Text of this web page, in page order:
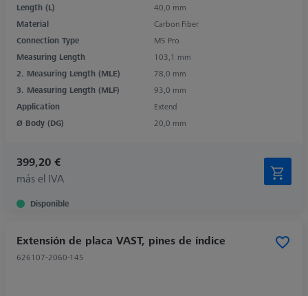
Length (L)
40,0 mm
Material
Carbon Fiber
Connection Type
M5 Pro
Measuring Length
103,1 mm
2. Measuring Length (MLE)
78,0 mm
3. Measuring Length (MLF)
93,0 mm
Application
Extend
Ø Body (DG)
20,0 mm
399,20 €
más el IVA
Disponible
Extensión de placa VAST, pines de índice
626107-2060-145